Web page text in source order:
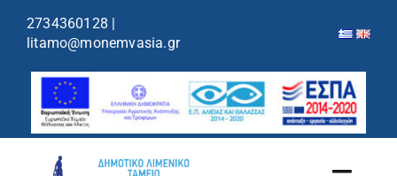
2734360128 |
litamo@monemvasia.gr